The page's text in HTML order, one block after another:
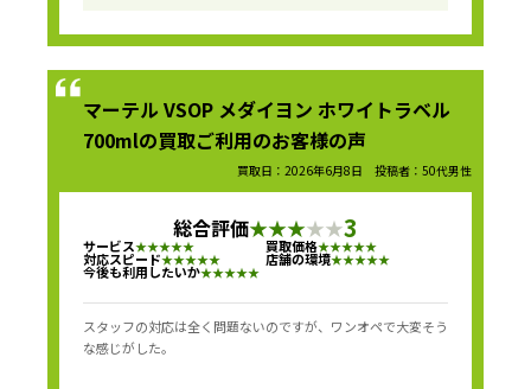
マーテル VSOP メダイヨン ホワイトラベル
700mlの買取ご利用のお客様の声
買取日：2026年6月8日 投稿者：50代男性
総合評価★★★★★3
サービス★★★★★ 買取価格★★★★★
対応スピード★★★★★ 店舗の環境★★★★★
今後も利用したいか★★★★★
スタッフの対応は全く問題ないのですが、ワンオペで大変そう
な感じがした。